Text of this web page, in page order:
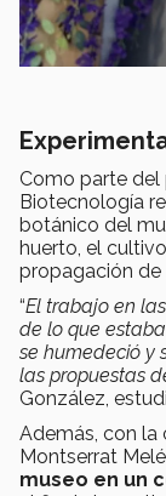
Como parte del
Biotecnología
botánico del
huerto, el
propagación de
“El trabajo en
de lo que
se humedeció y
las propuestas
González,
Además, con la
Montserrat
museo en un